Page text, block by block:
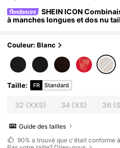
SHEIN ICON
à manches longues et dos nu
Couleur: Blanc
Taille: FR Standard
32 (XXS) 34 (XS) 36
Guide des tailles
90% a trouvé que c'était conforme